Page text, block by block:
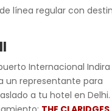
línea regular con
Internacional Indira
un representante para
a tu hotel en Delhi.